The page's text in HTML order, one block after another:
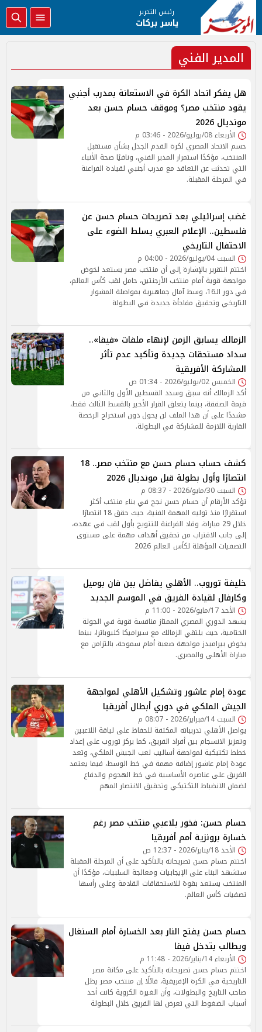
رئيس التحرير
ياسر بركات
المدير الفني
هل يفكر اتحاد الكرة في الاستعانة بمدرب أجنبي
يقود منتخب مصر؟ وموقف حسام حسن بعد
مونديال 2026
الأربعاء 08/يوليو/2026 - 03:46 م
حسم الاتحاد المصري لكرة القدم الجدل بشأن مستقبل
المنتخب، مؤكدًا استمرار المدير الفني، ونافيًا صحة الأنباء
التي تحدثت عن التعاقد مع مدرب أجنبي لقيادة الفراعنة
في المرحلة المقبلة.
غضب إسرائيلي بعد تصريحات حسام حسن عن
فلسطين.. الإعلام العبري يسلط الضوء على
الاحتفال التاريخي
السبت 04/يوليو/2026 - 04:00 م
اختتم التقرير بالإشارة إلى أن منتخب مصر يستعد لخوض
مواجهة قوية أمام منتخب الأرجنتين، حامل لقب كأس العالم،
في دور الـ16، وسط آمال جماهيرية بمواصلة المشوار
التاريخي وتحقيق مفاجأة جديدة في البطولة
الزمالك يسابق الزمن لإنهاء ملفات «فيفا»..
سداد مستحقات جديدة وتأكيد عدم تأثر
المشاركة الأفريقية
الخميس 02/يوليو/2026 - 01:34 ص
أكد الزمالك أنه سبق وسدد القسطين الأول والثاني من
قيمة الصفقة، بينما يتعلق القرار الأخير بالقسط الثالث فقط،
مشددًا على أن هذا الملف لن يحول دون استخراج الرخصة
القارية اللازمة للمشاركة في البطولة.
كشف حساب حسام حسن مع منتخب مصر.. 18
انتصارًا وأول بطولة قبل مونديال 2026
السبت 30/مايو/2026 - 08:37 م
تؤكد الأرقام أن حسام حسن نجح في بناء منتخب أكثر
استقرارًا منذ توليه المهمة الفنية، حيث حقق 18 انتصارًا
خلال 29 مباراة، وقاد الفراعنة للتتويج بأول لقب في عهده،
إلى جانب الاقتراب من تحقيق أهداف مهمة على مستوى
التصفيات المؤهلة لكأس العالم 2026
خليفة توروب.. الأهلي يفاضل بين فان بوميل
وكارفال لقيادة الفريق في الموسم الجديد
الأحد 17/مايو/2026 - 11:00 م
يشهد الدوري المصري الممتاز منافسة قوية في الجولة
الختامية، حيث يلتقي الزمالك مع سيراميكا كليوباترا، بينما
يخوض بيراميدز مواجهة صعبة أمام سموحة، بالتزامن مع
مباراة الأهلي والمصري.
عودة إمام عاشور وتشكيل الأهلي لمواجهة
الجيش الملكي في دوري أبطال أفريقيا
السبت 14/فبراير/2026 - 08:07 م
يواصل الأهلي تدريباته المكثفة للحفاظ على لياقة اللاعبين
وتعزيز الانسجام بين أفراد الفريق، كما يركز توروب على إعداد
خطط تكتيكية لمواجهة أساليب لعب الجيش الملكي، وتعد
عودة إمام عاشور إضافة مهمة في خط الوسط، فيما يعتمد
الفريق على عناصره الأساسية في خط الهجوم والدفاع
لضمان الانضباط التكتيكي وتحقيق الانتصار المهم
حسام حسن: فخور بلاعبي منتخب مصر رغم
خسارة برونزية أمم أفريقيا
الأحد 18/يناير/2026 - 12:37 ص
اختتم حسام حسن تصريحاته بالتأكيد على أن المرحلة المقبلة
ستشهد البناء على الإيجابيات ومعالجة السلبيات، مؤكدًا أن
المنتخب يستعد بقوة للاستحقاقات القادمة وعلى رأسها
تصفيات كأس العالم.
حسام حسن يفتح النار بعد الخسارة أمام السنغال
ويطالب بتدخل فيفا
الأربعاء 14/يناير/2026 - 11:48 م
اختتم حسام حسن تصريحاته بالتأكيد على مكانة مصر
التاريخية في الكرة الإفريقية، قائلًا إن منتخب مصر يظل
صاحب التاريخ والبطولات، وأن الغيرة الكروية كانت أحد
أسباب الضغوط التي تعرض لها الفريق خلال البطولة